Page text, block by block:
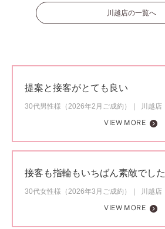
川越店の一覧へ
提案と接客がとても良い
30代男性様（2026年2月ご成約）
川越店
VIEW MORE
接客も指輪もいちばん素敵でした
30代女性様（2026年3月ご成約）
川越店
VIEW MORE